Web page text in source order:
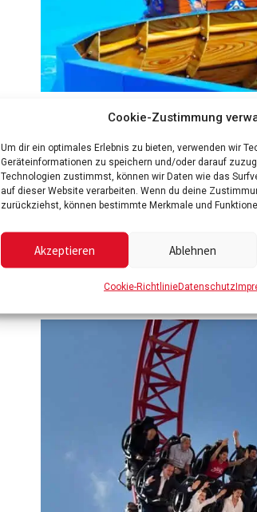
Cookie-Zustimmung
Um dir ein optimales Erlebnis zu bieten, verwenden wir
Geräteinformationen zu speichern und/oder darauf
Technologien zustimmst, können wir Daten wie das
auf dieser Website verarbeiten. Wenn du deine
zurückziehst, können bestimmte Merkmale und
Akzeptieren Ablehnen
Cookie-RichtlinieDatenschutz